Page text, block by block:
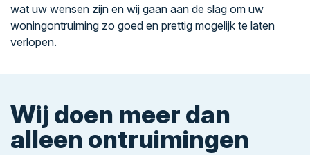
wat uw wensen zijn en wij gaan aan de slag om uw
woningontruiming zo goed en prettig mogelijk te laten
verlopen.
Wij doen meer dan
alleen ontruimingen